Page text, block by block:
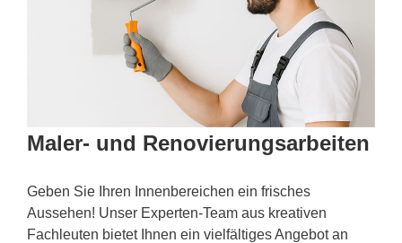
Maler- und Renovierungsarbeiten
Geben Sie Ihren Innenbereichen ein frisches
Aussehen! Unser Experten-Team aus kreativen
Fachleuten bietet Ihnen ein vielfältiges Angebot an